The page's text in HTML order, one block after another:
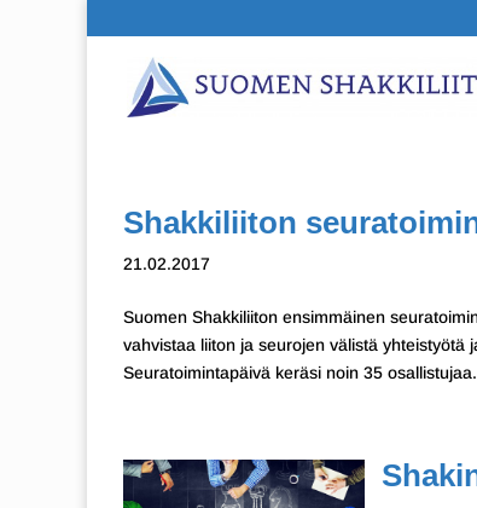
Shakkiliiton
21.02.2017
Suomen Shakkiliiton ensimmäinen
vahvistaa liiton ja seurojen välistä yhteistyötä
Seuratoimintapäivä keräsi noin 35 osallistujaa.